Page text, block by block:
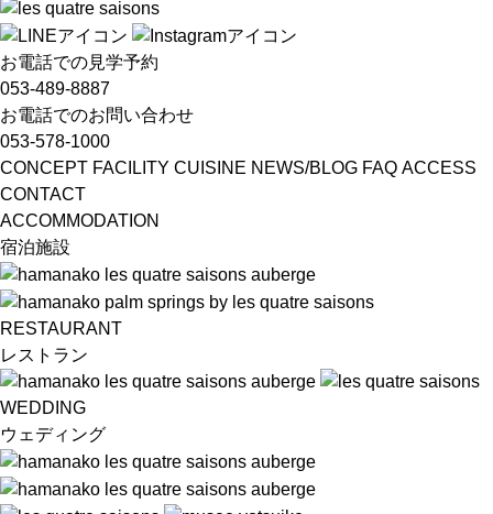
お電話での見学予約
053-489-8887
お電話でのお問い合わせ
053-578-1000
CONCEPT FACILITY CUISINE NEWS/BLOG FAQ ACCESS
CONTACT
ACCOMMODATION
宿泊施設
RESTAURANT
レストラン
WEDDING
ウェディング